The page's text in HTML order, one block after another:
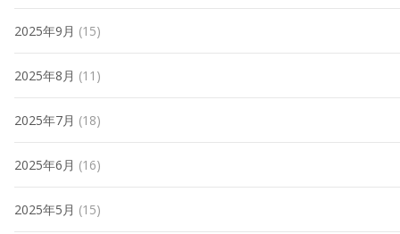
2025年9月 (15)
2025年8月 (11)
2025年7月 (18)
2025年6月 (16)
2025年5月 (15)